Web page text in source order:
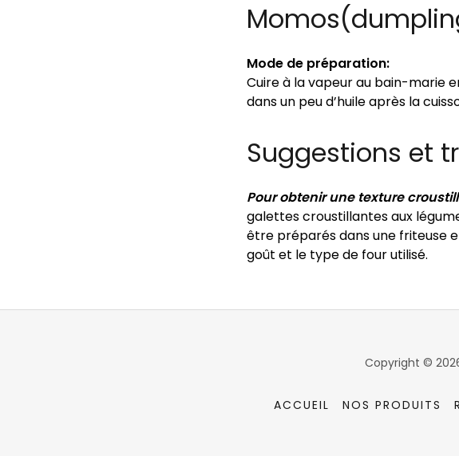
Mode de préparation:
Cuire à la vapeur au bain-marie
dans un peu d’huile après la
Suggestions et
Pour obtenir une texture
galettes croustillantes aux
être préparés dans une friteuse
goût et le type de four utilisé.
Copyright ©
ACCUEIL NOS PRODUITS